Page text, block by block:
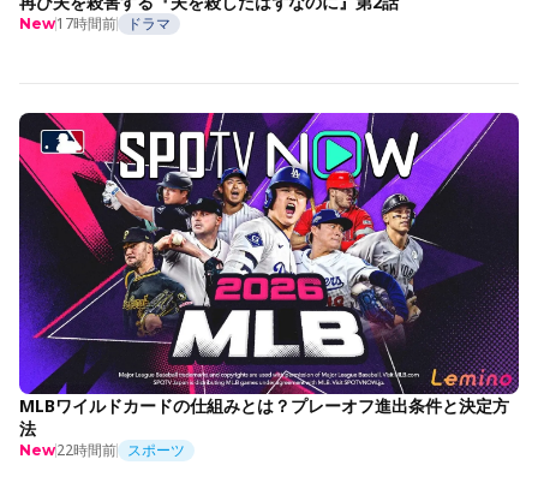
New17時間前 ドラマ
MLBワイルドカードの仕組みとは？プレーオフ進出条件と決定方
法
New22時間前 スポーツ